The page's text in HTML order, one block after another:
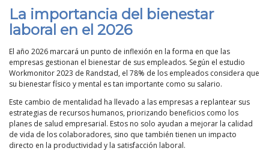
La importancia del bienestar
laboral en el 2026
El año 2026 marcará un punto de inflexión en la forma en que las
empresas gestionan el bienestar de sus empleados. Según el estudio
Workmonitor 2023 de Randstad, el 78% de los empleados considera que
su bienestar físico y mental es tan importante como su salario.
Este cambio de mentalidad ha llevado a las empresas a replantear sus
estrategias de recursos humanos, priorizando beneficios como los
planes de salud empresarial. Estos no solo ayudan a mejorar la calidad
de vida de los colaboradores, sino que también tienen un impacto
directo en la productividad y la satisfacción laboral.